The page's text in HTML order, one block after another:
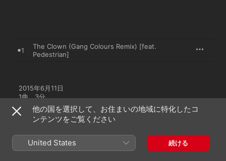
1
The Clown (Gang Colours Remix) [feat.
Pedestrian]
2015年6月11日
1曲、3分
℗ 2015 Counter Records
他の国を選択して、お住まいの地域に特化したコ
ンテンツをご覧ください
United States 続ける